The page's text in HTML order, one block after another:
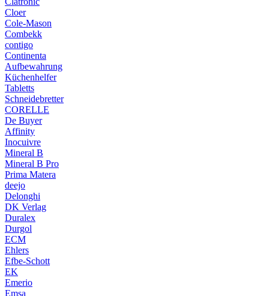
Cloer
Cole-Mason
Combekk
contigo
Continenta
Aufbewahrung
Küchenhelfer
Tabletts
Schneidebretter
CORELLE
De Buyer
Affinity
Inocuivre
Mineral B
Mineral B Pro
Prima Matera
deejo
Delonghi
DK Verlag
Duralex
Durgol
ECM
Ehlers
Efbe-Schott
EK
Emerio
Emsa